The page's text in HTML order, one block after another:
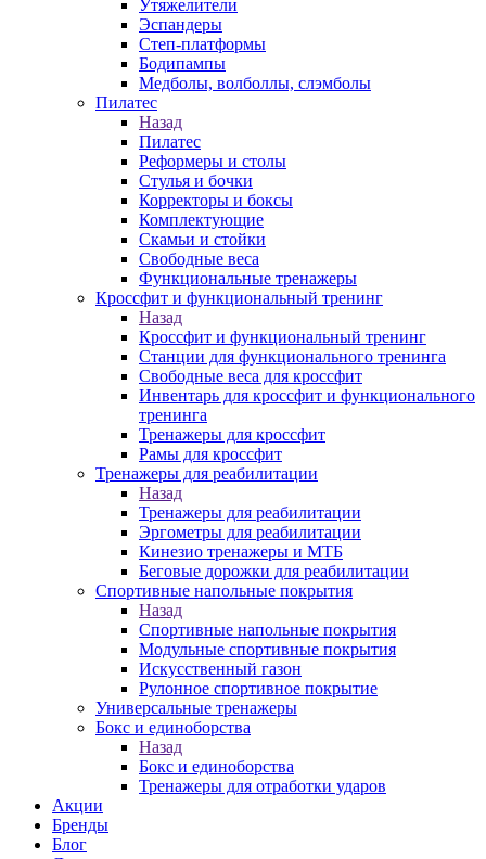
Утяжелители
Эспандеры
Степ-платформы
Бодипампы
Медболы, волболлы, слэмболы
Пилатес
Назад
Пилатес
Реформеры и столы
Стулья и бочки
Корректоры и боксы
Комплектующие
Скамьи и стойки
Свободные веса
Функциональные тренажеры
Кроссфит и функциональный тренинг
Назад
Кроссфит и функциональный тренинг
Станции для функционального тренинга
Свободные веса для кроссфит
Инвентарь для кроссфит и функционального
тренинга
Тренажеры для кроссфит
Рамы для кроссфит
Тренажеры для реабилитации
Назад
Тренажеры для реабилитации
Эргометры для реабилитации
Кинезио тренажеры и МТБ
Беговые дорожки для реабилитации
Спортивные напольные покрытия
Назад
Спортивные напольные покрытия
Модульные спортивные покрытия
Искусственный газон
Рулонное спортивное покрытие
Универсальные тренажеры
Бокс и единоборства
Назад
Бокс и единоборства
Тренажеры для отработки ударов
Акции
Бренды
Блог